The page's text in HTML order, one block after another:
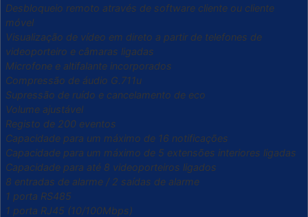
Desbloqueio remoto através de software cliente ou cliente
móvel
Visualização de vídeo em direto a partir de telefones de
videoporteiro e câmaras ligadas
Microfone e altifalante incorporados
Compressão de áudio G.711u
Supressão de ruído e cancelamento de eco
Volume ajustável
Registo de 200 eventos
Capacidade para um máximo de 16 notificações
Capacidade para um máximo de 5 extensões interiores ligadas
Capacidade para até 8 videoporteiros ligados
8 entradas de alarme / 2 saídas de alarme
1 porta RS485
1 porta RJ45 (10/100Mbps)